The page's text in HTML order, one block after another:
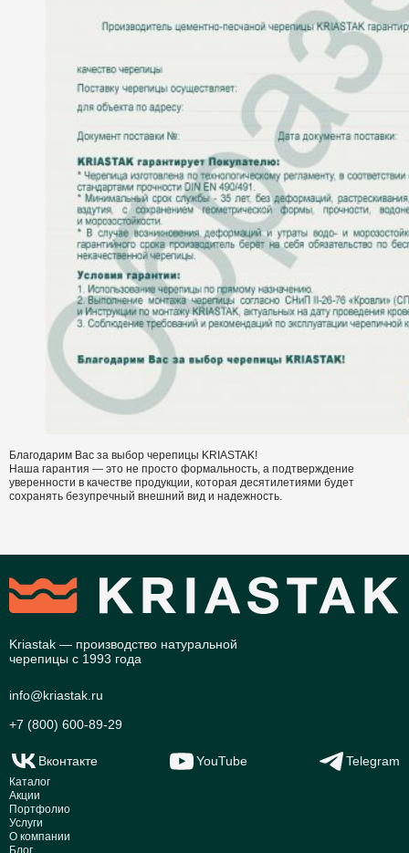
Благодарим Вас за выбор черепицы KRIASTAK!
Наша гарантия — это не просто формальность, а подтверждение
уверенности в качестве продукции, которая десятилетиями будет
сохранять безупречный внешний вид и надежность.
Kriastak — производство натуральной
черепицы с 1993 года
info@kriastak.ru
+7 (800) 600-89-29
Вконтакте YouTube Telegram
Каталог
Акции
Портфолио
Услуги
О компании